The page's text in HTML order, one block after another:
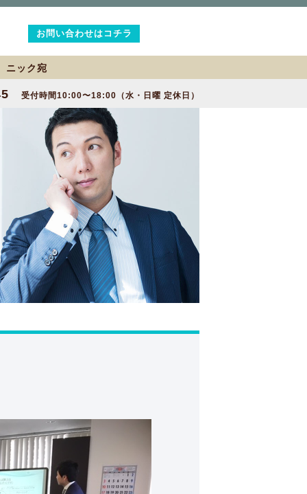
お問い合わせはコチラ
ック宛
受付時間10:00〜18:00（水・日曜 定休日）